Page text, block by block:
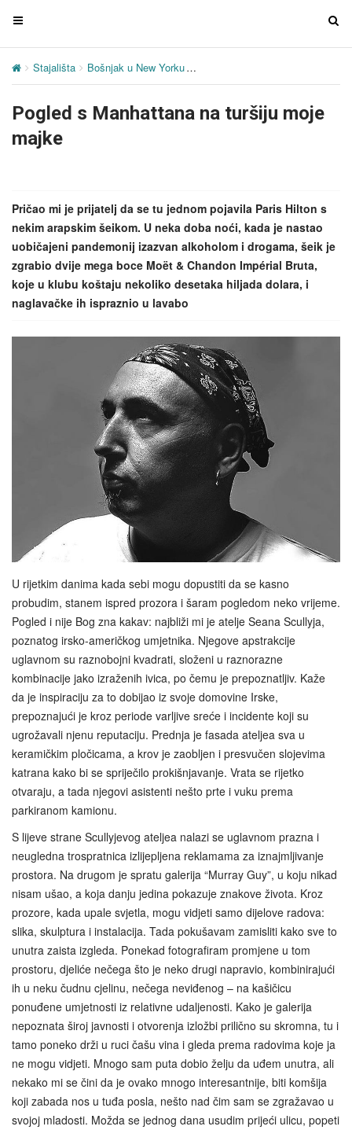
T
g
e
n
g
a
t
i
o
n
T
t
Stajališta Bošnjak u New Yorku
Pogled s Manhattana na turšiju moje
majke
Pričao mi je prijatelj da se tu jednom pojavila Paris Hilton s
nekim arapskim šeikom. U neka doba noći, kada je nastao
uobičajeni pandemonij izazvan alkoholom i drogama, šeik je
zgrabio dvije mega boce Moët & Chandon Impérial Bruta,
koje u klubu koštaju nekoliko desetaka hiljada dolara, i
naglavačke ih ispraznio u lavabo
U rijetkim danima kada sebi mogu dopustiti da se kasno
probudim, stanem ispred prozora i šaram pogledom neko vrijeme.
Pogled i nije Bog zna kakav: najbliži mi je atelje Seana Scullyja,
poznatog irsko-američkog umjetnika. Njegove apstrakcije
uglavnom su raznobojni kvadrati, složeni u raznorazne
kombinacije jako izraženih ivica, po čemu je prepoznatljiv. Kaže
da je inspiraciju za to dobijao iz svoje domovine Irske,
prepoznajući je kroz periode varljive sreće i incidente koji su
ugrožavali njenu reputaciju. Prednja je fasada ateljea sva u
keramičkim pločicama, a krov je zaobljen i presvučen slojevima
katrana kako bi se spriječilo prokišnjavanje. Vrata se rijetko
otvaraju, a tada njegovi asistenti nešto prte i vuku prema
parkiranom kamionu.
S lijeve strane Scullyjevog ateljea nalazi se uglavnom prazna i
neugledna trospratnica izlijepljena reklamama za iznajmljivanje
prostora. Na drugom je spratu galerija “Murray Guy”, u koju nikad
nisam ušao, a koja danju jedina pokazuje znakove života. Kroz
prozore, kada upale svjetla, mogu vidjeti samo dijelove radova:
slika, skulptura i instalacija. Tada pokušavam zamisliti kako sve to
unutra zaista izgleda. Ponekad fotografiram promjene u tom
prostoru, djeliće nečega što je neko drugi napravio, kombinirajući
ih u neku čudnu cjelinu, nečega neviđenog – na kašičicu
ponuđene umjetnosti iz relativne udaljenosti. Kako je galerija
nepoznata široj javnosti i otvorenja izložbi prilično su skromna, tu i
tamo poneko drži u ruci čašu vina i gleda prema radovima koje ja
ne mogu vidjeti. Mnogo sam puta dobio želju da uđem unutra, ali
nekako mi se čini da je ovako mnogo interesantnije, biti komšija
koji zabada nos u tuđa posla, nešto nad čim sam se zgražavao u
svojoj mladosti. Možda se jednog dana usudim prijeći ulicu, popeti